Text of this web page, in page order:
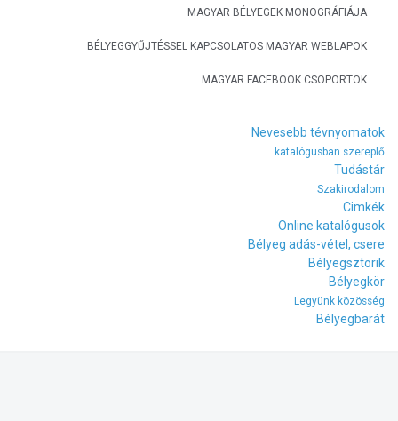
MAGYAR BÉLYEGEK MONOGRÁFIÁJA
BÉLYEGGYŰJTÉSSEL KAPCSOLATOS MAGYAR WEBLAPOK
MAGYAR FACEBOOK CSOPORTOK
Nevesebb tévnyomatok
katalógusban szereplő
Tudástár
Szakirodalom
Cimkék
Online katalógusok
Bélyeg adás-vétel, csere
Bélyegsztorik
Bélyegkör
Legyünk közösség
Bélyegbarát